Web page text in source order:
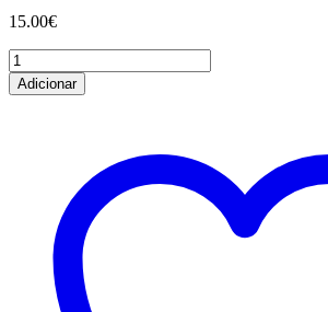
15.00€
Quantidade
de
Moldura
treinador
Futebol
Adicionar